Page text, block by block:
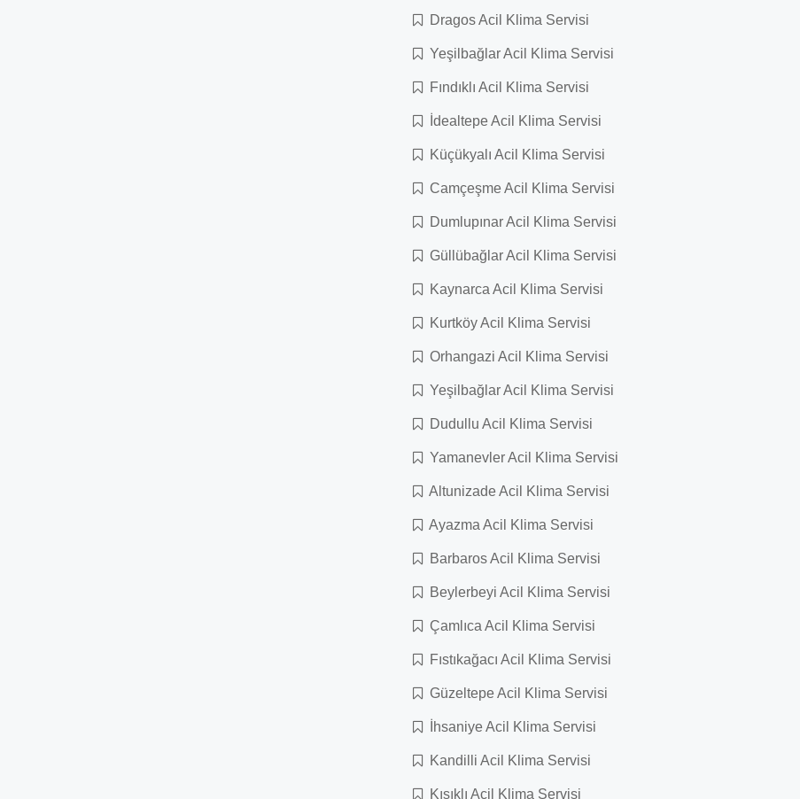
Dragos Acil Klima Servisi
Yeşilbağlar Acil Klima Servisi
Fındıklı Acil Klima Servisi
İdealtepe Acil Klima Servisi
Küçükyalı Acil Klima Servisi
Camçeşme Acil Klima Servisi
Dumlupınar Acil Klima Servisi
Güllübağlar Acil Klima Servisi
Kaynarca Acil Klima Servisi
Kurtköy Acil Klima Servisi
Orhangazi Acil Klima Servisi
Yeşilbağlar Acil Klima Servisi
Dudullu Acil Klima Servisi
Yamanevler Acil Klima Servisi
Altunizade Acil Klima Servisi
Ayazma Acil Klima Servisi
Barbaros Acil Klima Servisi
Beylerbeyi Acil Klima Servisi
Çamlıca Acil Klima Servisi
Fıstıkağacı Acil Klima Servisi
Güzeltepe Acil Klima Servisi
İhsaniye Acil Klima Servisi
Kandilli Acil Klima Servisi
Kısıklı Acil Klima Servisi